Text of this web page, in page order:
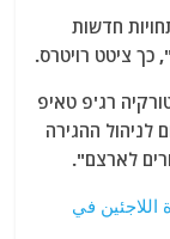
חדשות
כך ציטט רויטרס.
רג'פ טאיפ
לניהול ההגירה
לארצם".